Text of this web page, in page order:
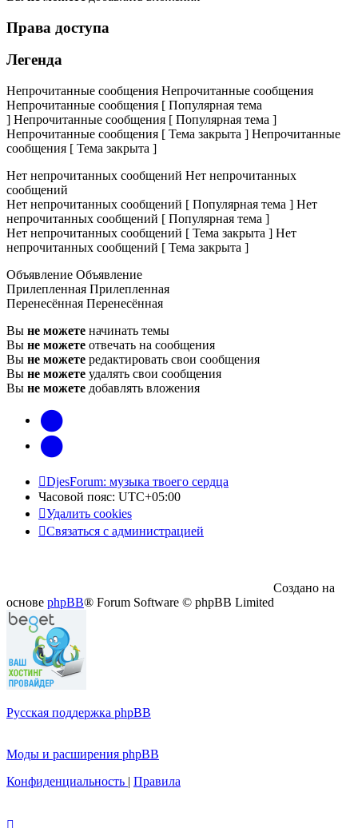
Права доступа
Легенда
Непрочитанные сообщения Непрочитанные сообщения
Непрочитанные сообщения [ Популярная тема
] Непрочитанные сообщения [ Популярная тема ]
Непрочитанные сообщения [ Тема закрыта ] Непрочитанные
сообщения [ Тема закрыта ]
Нет непрочитанных сообщений Нет непрочитанных
сообщений
Нет непрочитанных сообщений [ Популярная тема ] Нет
непрочитанных сообщений [ Популярная тема ]
Нет непрочитанных сообщений [ Тема закрыта ] Нет
непрочитанных сообщений [ Тема закрыта ]
Объявление Объявление
Прилепленная Прилепленная
Перенесённая Перенесённая
Вы не можете начинать темы
Вы не можете отвечать на сообщения
Вы не можете редактировать свои сообщения
Вы не можете удалять свои сообщения
Вы не можете добавлять вложения
vk
Telegram
DjesForum: музыка твоего сердца
Часовой пояс: UTC+05:00
Удалить cookies
Связаться с администрацией
Создано на
основе phpBB® Forum Software © phpBB Limited
Русская поддержка phpBB
Моды и расширения phpBB
Конфиденциальность | Правила